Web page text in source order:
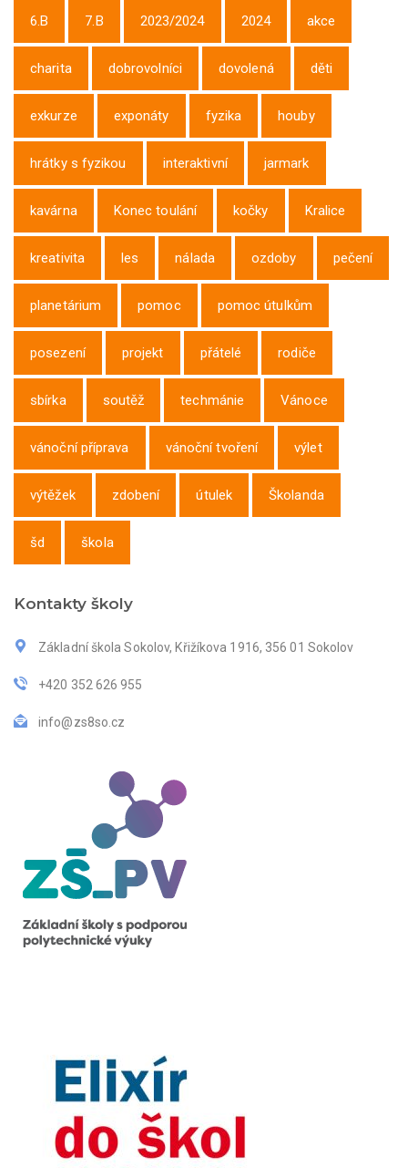
6.B 7.B 2023/2024 2024 akce
charita dobrovolníci dovolená děti
exkurze exponáty fyzika houby
hrátky s fyzikou interaktivní jarmark
kavárna Konec toulání kočky Kralice
kreativita les nálada ozdoby pečení
planetárium pomoc pomoc útulkům
posezení projekt přátelé rodiče
sbírka soutěž techmánie Vánoce
vánoční příprava vánoční tvoření výlet
výtěžek zdobení útulek Školanda
šd škola
Kontakty školy
Základní škola Sokolov, Křižíkova 1916, 356 01 Sokolov
+420 352 626 955
info@zs8so.cz